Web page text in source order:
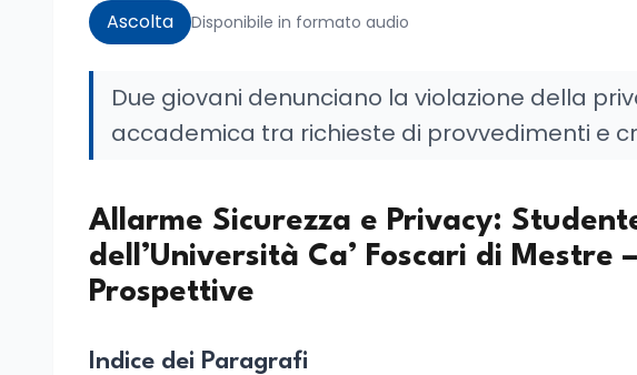
Ascolta Disponibile in formato audio
Due giovani denunciano la violazione della
accademica tra richieste di provvedimenti e
Allarme Sicurezza e Privacy:
dell’Università Ca’ Foscari di Mestre
Prospettive
Indice dei Paragrafi